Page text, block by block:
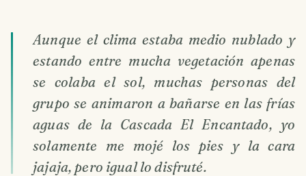
Aunque el clima estaba medio nublado y
estando entre mucha vegetación apenas
se colaba el sol, muchas personas del
grupo se animaron a bañarse en las frías
aguas de la Cascada El Encantado, yo
solamente me mojé los pies y la cara
jajaja, pero igual lo disfruté.